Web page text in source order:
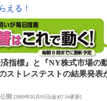
える！
指標』と『NY株式市場の
ストレステストの結果発表
開 [2009年05月01日(金)07:54更新]